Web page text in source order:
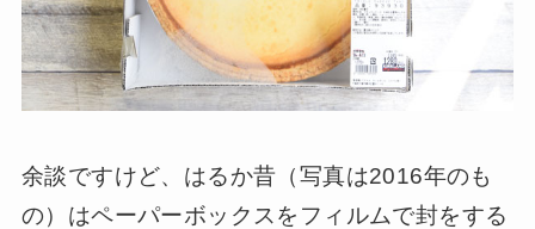
余談ですけど、はるか昔（写真は2016年のも
の）はペーパーボックスをフィルムで封をする